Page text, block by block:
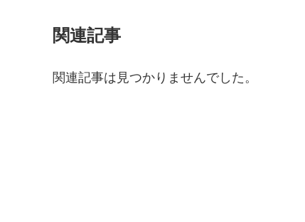
関連記事
関連記事は見つかりませんでした。